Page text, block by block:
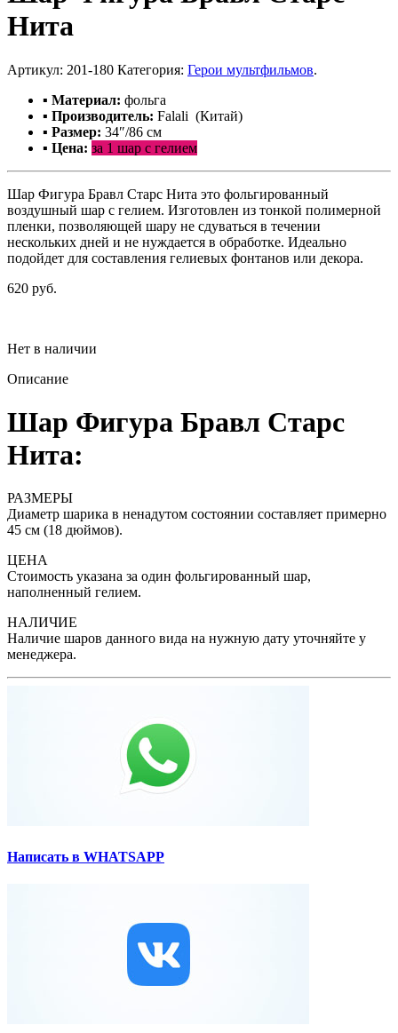
Нита
Артикул: 201-180 Категория: Герои мультфильмов.
▪ Материал: фольга
▪ Производитель: Falali (Китай)
▪ Размер: 34″/86 см
▪ Цена: за 1 шар с гелием
Шар Фигура Бравл Старс Нита это фольгированный
воздушный шар с гелием. Изготовлен из тонкой полимерной
пленки, позволяющей шару не сдуваться в течении
нескольких дней и не нуждается в обработке. Идеально
подойдет для составления гелиевых фонтанов или декора.
620 руб.
Нет в наличии
Описание
Шар Фигура Бравл Старс
Нита:
РАЗМЕРЫ
Диаметр шарика в ненадутом состоянии составляет примерно
45 см (18 дюймов).
ЦЕНА
Стоимость указана за один фольгированный шар,
наполненный гелием.
НАЛИЧИЕ
Наличие шаров данного вида на нужную дату уточняйте у
менеджера.
Написать в WHATSAPP